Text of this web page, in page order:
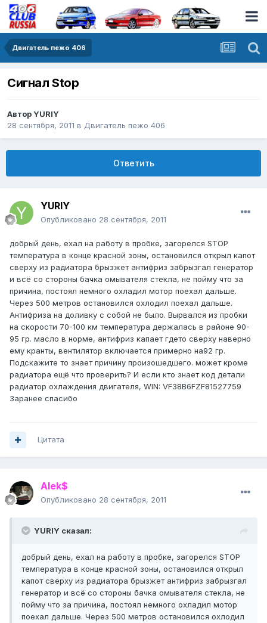
Двигатель пежо 406
Сигнал Stop
АвторYURIY
28 сентября, 2011 в Двигатель пежо 406
Ответить
YURIY
Опубликовано 28 сентября, 2011
добрый день, ехал на работу в пробке, загорелся STOP
температура в конце красной зоны, остановился открыл капот
сверху из радиатора брызжет антифриз забрызгал генератор
и всё со стороны бачка омывателя стекла, не пойму что за
причина, постоял немного охладил мотор поехал дальше.
Через 500 метров остановился охлодил поехал дальше.
Антифриза на доливку с собой не было. Вырвался из пробки
на скорости 70-100 км температура держалась в районе 90-
95 гр. масло в норме, антифриз капает гдето сверху наверно
ему кранты, вентилятор включается примерно на92 гр.
Подскажите то знает причину произошедшего. может кроме
радиатора ещё что проверить? И если кто знает код детали
радиатор охлаждения двигателя, WIN: VF38B6FZF81527759
Заранее спасибо
Цитата
Alek$
Опубликовано 28 сентября, 2011
YURIY сказал:
добрый день, ехал на работу в пробке, загорелся STOP
температура в конце красной зоны, остановился открыл
капот сверху из радиатора брызжет антифриз забрызгал
генератор и всё со стороны бачка омывателя стекла, не
пойму что за причина, постоял немного охладил мотор
поехал дальше. Через 500 метров остановился охлодил